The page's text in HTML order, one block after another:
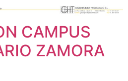
CAMPUS
ZAMORA